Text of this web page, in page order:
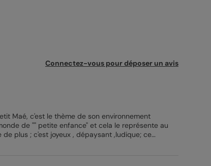
Connectez-vous pour déposer un avis
Maé, c'est le thème de son environnement
de "" petite enfance" et cela le représente au
plus ; c'est joyeux , dépaysant ,ludique; ce